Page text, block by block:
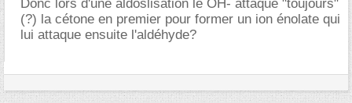
Donc lors d'une aldoslisation le OH- attaque "toujours"
(?) la cétone en premier pour former un ion énolate qui
lui attaque ensuite l'aldéhyde?